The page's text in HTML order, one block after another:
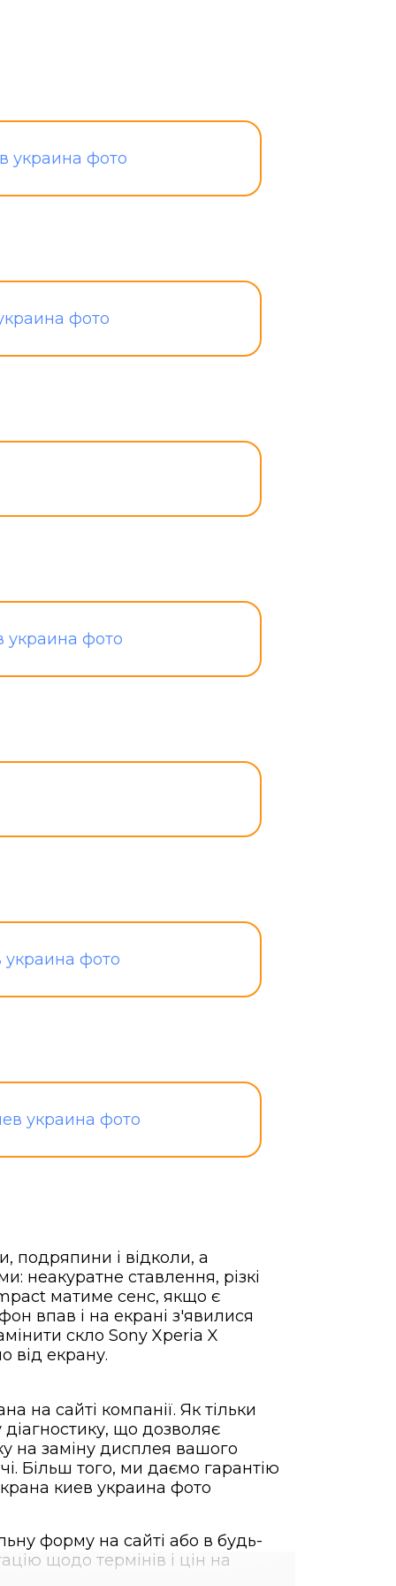
подряпини і відколи, а
ставлення, різкі
матиме сенс, якщо є
впав і на екрані з'явилися
скло Sony Xperia X
від екрану.
на сайті компанії. Як тільки
що дозволяє
на заміну дисплея вашого
Більш того, ми даємо гарантію
форму на сайті або в будь-
щодо термінів і цін на